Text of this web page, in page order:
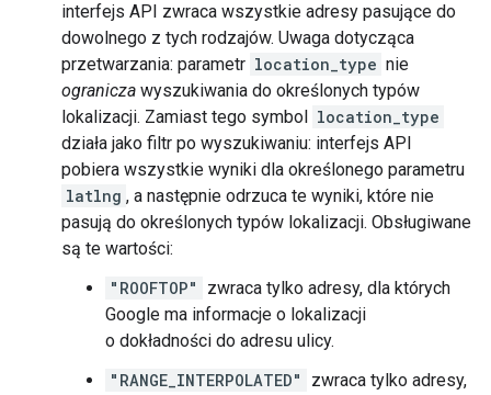
interfejs API zwraca wszystkie adresy pasujące do
dowolnego z tych rodzajów. Uwaga dotycząca
przetwarzania: parametr location_type nie
ogranicza wyszukiwania do określonych typów
lokalizacji. Zamiast tego symbol location_type
działa jako filtr po wyszukiwaniu: interfejs API
pobiera wszystkie wyniki dla określonego parametru
latlng , a następnie odrzuca te wyniki, które nie
pasują do określonych typów lokalizacji. Obsługiwane
są te wartości:
"ROOFTOP"
zwraca tylko adresy, dla których
Google ma informacje o lokalizacji
o dokładności do adresu ulicy.
"RANGE_INTERPOLATED"
zwraca tylko adresy,